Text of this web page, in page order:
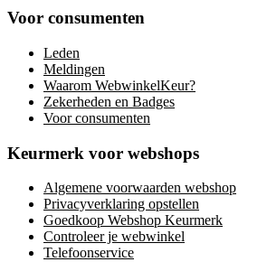
Voor consumenten
Leden
Meldingen
Waarom WebwinkelKeur?
Zekerheden en Badges
Voor consumenten
Keurmerk voor webshops
Algemene voorwaarden webshop
Privacyverklaring opstellen
Goedkoop Webshop Keurmerk
Controleer je webwinkel
Telefoonservice